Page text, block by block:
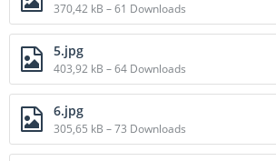
370,42 kB – 61 Downloads
5.jpg
403,92 kB – 64 Downloads
6.jpg
305,65 kB – 73 Downloads